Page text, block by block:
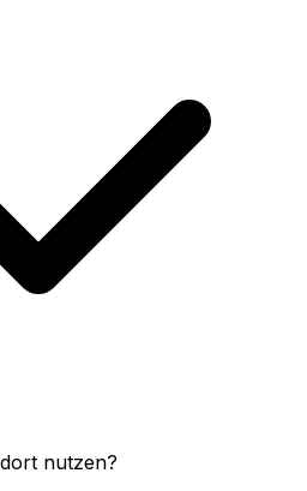
nutzen?